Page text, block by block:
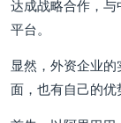
达成战略合作，
平台。
显然，外资企业
面，也有自己的优